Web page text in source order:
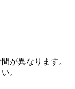
が異なります。
。